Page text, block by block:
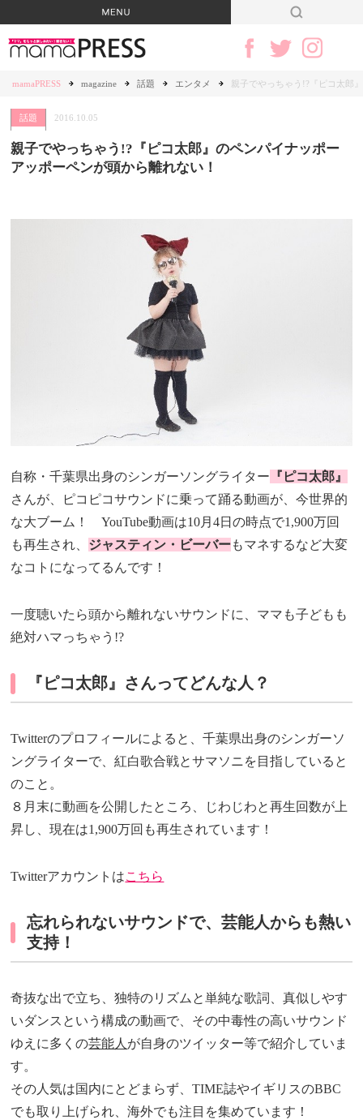
mamaPRESS magazine 話題 エンタメ 親子でやっちゃう!?『ピコ太郎
話題 2016.10.05
親子でやっちゃう!?『ピコ太郎』のペンパイナッポー
アッポーペンが頭から離れない！
自称・千葉県出身のシンガーソングライター 『ピコ太郎』
さんが、ピコピコサウンドに乗って踊る動画が、今世界的
な大ブーム！ YouTube動画は10月4日の時点で1,900万回
も再生され、 ジャスティン・ビーバーもマネするなど大変
なコトになってるんです！
一度聴いたら頭から離れないサウンドに、ママも子どもも
絶対ハマっちゃう!?
『ピコ太郎』さんってどんな人？
Twitterのプロフィールによると、千葉県出身のシンガーソ
ングライターで、紅白歌合戦とサマソニを目指していると
のこと。
８月末に動画を公開したところ、じわじわと再生回数が上
昇し、現在は1,900万回も再生されています！
Twitterアカウントはこちら
忘れられないサウンドで、芸能人からも熱い
支持！
奇抜な出で立ち、独特のリズムと単純な歌詞、真似しやす
いダンスという構成の動画で、その中毒性の高いサウンド
ゆえに多くの芸能人 が自身のツイッター等で紹介していま
す。
その人気は国内にとどまらず、TIME誌やイギリスのBBC
でも取り上げられ、海外でも注目を集めています！